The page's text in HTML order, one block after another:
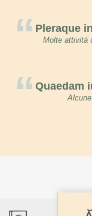
“ Pleraque
Molte attività
“ Quaedam